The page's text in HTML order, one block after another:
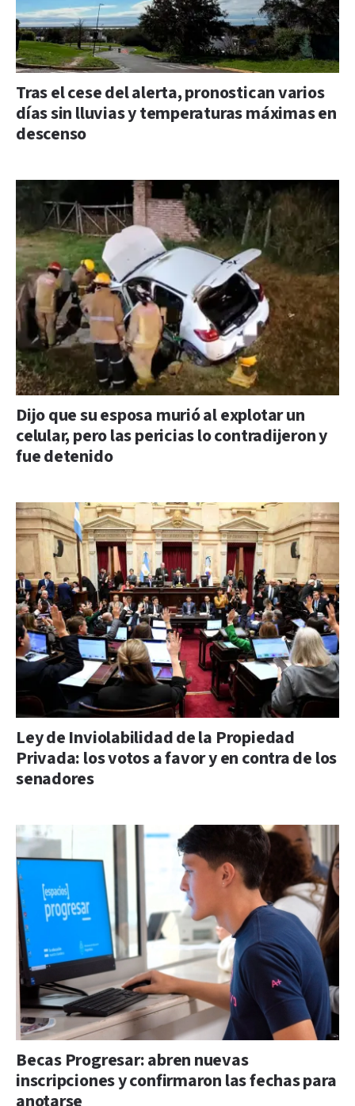
Tras el cese del alerta, pronostican varios
días sin lluvias y temperaturas máximas en
descenso
Dijo que su esposa murió al explotar un
celular, pero las pericias lo contradijeron y
fue detenido
Ley de Inviolabilidad de la Propiedad
Privada: los votos a favor y en contra de los
senadores
Becas Progresar: abren nuevas
inscripciones y confirmaron las fechas para
anotarse